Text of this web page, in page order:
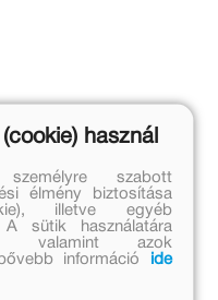
használ
személyre szabott
élmény biztosítása
illetve egyéb
A sütik használatára
valamint azok
információ
ide